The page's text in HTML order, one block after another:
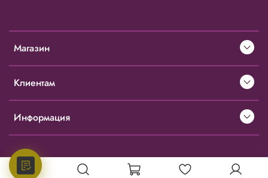
Магазин
Клиентам
Информация